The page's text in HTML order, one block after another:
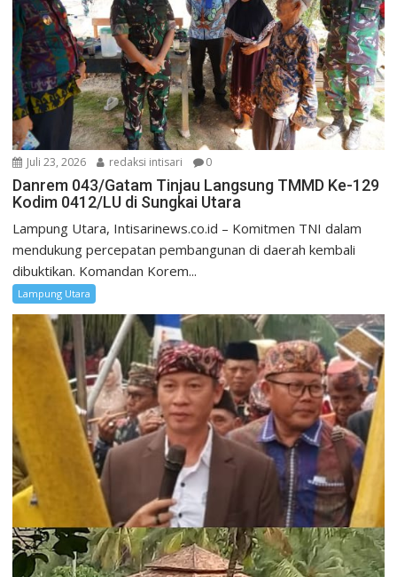
Juli 23, 2026 redaksi intisari 0
Danrem 043/Gatam Tinjau Langsung TMMD Ke-129
Kodim 0412/LU di Sungkai Utara
Lampung Utara, Intisarinews.co.id – Komitmen TNI dalam
mendukung percepatan pembangunan di daerah kembali
dibuktikan. Komandan Korem...
Lampung Utara